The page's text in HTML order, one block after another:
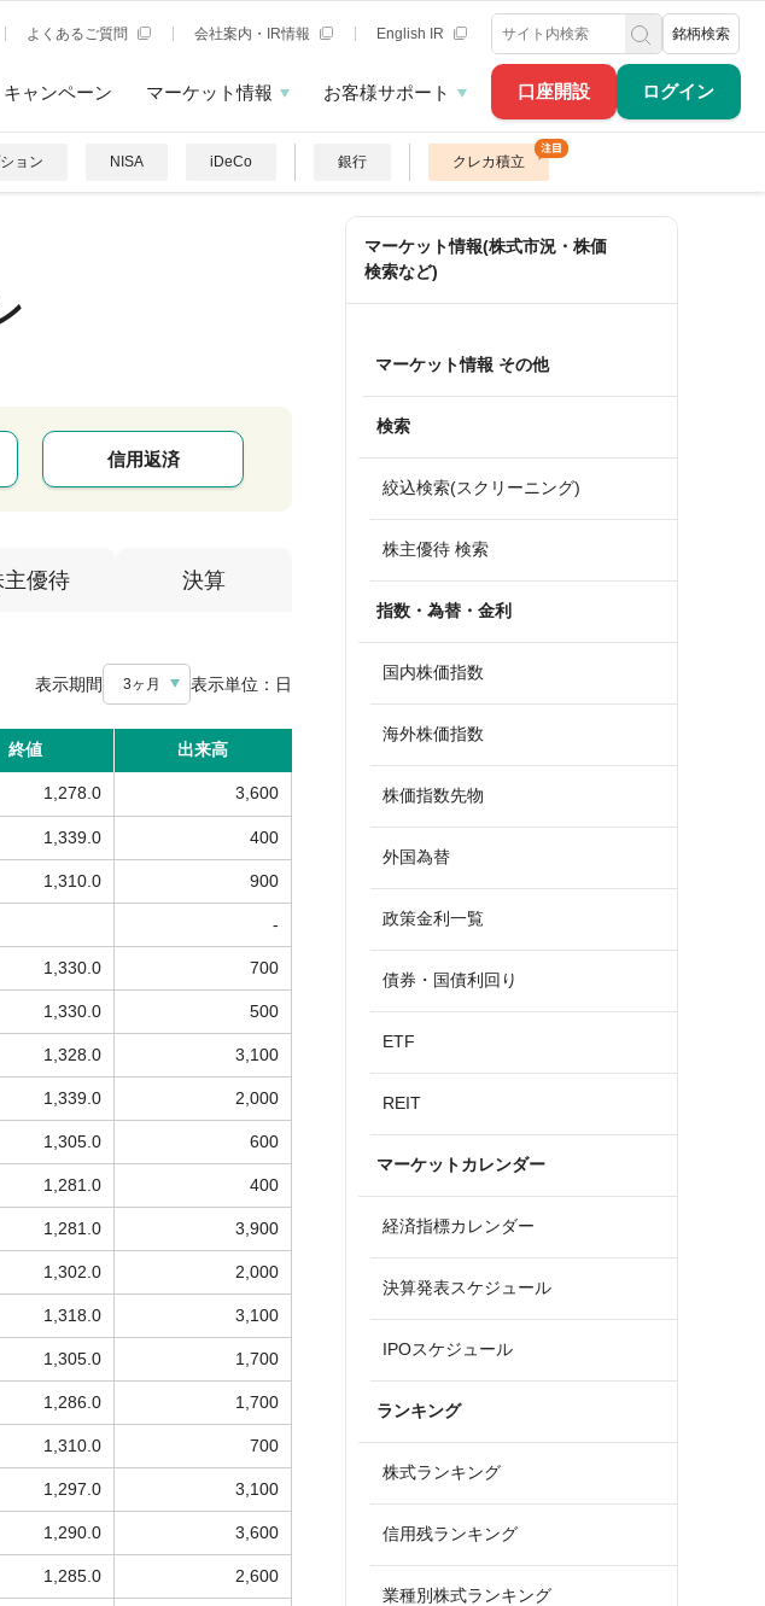
口座開設 ログイン
よくあるご質問 会社案内・IR情報 English IR 銘柄検索
キャンペーン マーケット情報 お客様サポート
ョン NISA iDeCo 銀行 クレカ積立
信用返済
主優待 決算
表示期間 3ヶ月 表示単位： 日
終値 出来高
1,278.0 3,600
1,339.0 400
1,310.0 900
-
1,330.0 700
1,330.0 500
1,328.0 3,100
1,339.0 2,000
1,305.0 600
1,281.0 400
1,281.0 3,900
1,302.0 2,000
1,318.0 3,100
1,305.0 1,700
1,286.0 1,700
1,310.0 700
1,297.0 3,100
1,290.0 3,600
1,285.0 2,600
マーケット情報(株式市況・株価
検索など)
マーケット情報 その他
検索
絞込検索(スクリーニング)
株主優待 検索
指数・為替・金利
国内株価指数
海外株価指数
株価指数先物
外国為替
政策金利一覧
債券・国債利回り
ETF
REIT
マーケットカレンダー
経済指標カレンダー
決算発表スケジュール
IPOスケジュール
ランキング
株式ランキング
信用残ランキング
業種別株式ランキング